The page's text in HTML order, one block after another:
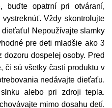
buďte opatrní pri otváraní,
Vždy skontrolujte
Nepoužívajte slamky
pre deti mladšie ako 3
dozoru dospelej osoby. Pred
či sú všetky časti produktu v
nedávajte dieťaťu.
alebo pri zdroji tepla.
mimo dosahu detí.